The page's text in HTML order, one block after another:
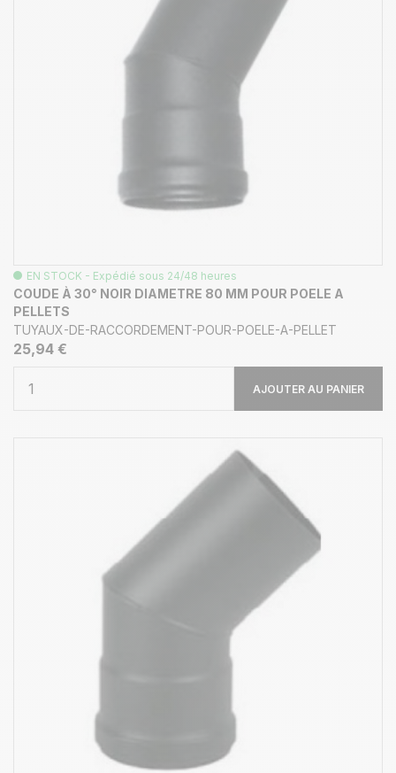
EN STOCK - Expédié sous 24/48 heures
COUDE À 30° NOIR DIAMETRE 80 MM POUR POELE A
PELLETS
TUYAUX-DE-RACCORDEMENT-POUR-POELE-A-PELLET
25,94 €
AJOUTER AU PANIER